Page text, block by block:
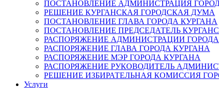
ПОСТАНОВЛЕНИЕ АДМИНИСТРАЦИЯ
РЕШЕНИЕ КУРГАНСКАЯ ГОРОДСКАЯ ДУМА
ПОСТАНОВЛЕНИЕ ГЛАВА ГОРОДА КУРГАНА
ПОСТАНОВЛЕНИЕ ПРЕДСЕДАТЕЛЬ
РАСПОРЯЖЕНИЕ АДМИНИСТРАЦИИ ГОРОДА
РАСПОРЯЖЕНИЕ ГЛАВА ГОРОДА КУРГАНА
РАСПОРЯЖЕНИЕ МЭР ГОРОДА КУРГАНА
РАСПОРЯЖЕНИЕ РУКОВОДИТЕЛЬ
РЕШЕНИЕ ИЗБИРАТЕЛЬНАЯ КОМИССИЯ
Услуги